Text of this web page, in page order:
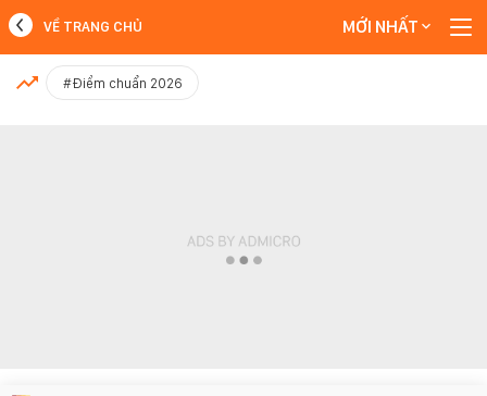
MỚI NHẤT
VỀ TRANG CHỦ MỚI NHẤT
#Điểm chuẩn 2026